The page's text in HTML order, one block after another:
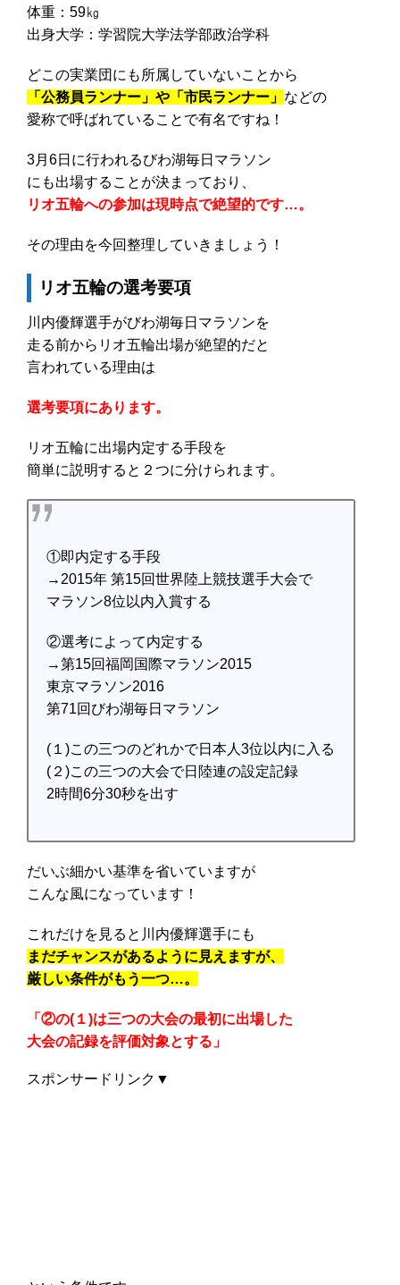
体重：59㎏
出身大学：学習院大学法学部政治学科
どこの実業団にも所属していないことから
「公務員ランナー」や「市民ランナー」 などの
愛称で呼ばれていることで有名ですね！
3月6日に行われるびわ湖毎日マラソン
にも出場することが決まっており、
リオ五輪への参加は現時点で絶望的です…。
その理由を今回整理していきましょう！
リオ五輪の選考要項
川内優輝選手がびわ湖毎日マラソンを
走る前からリオ五輪出場が絶望的だと
言われている理由は
選考要項にあります。
リオ五輪に出場内定する手段を
簡単に説明すると２つに分けられます。
①即内定する手段
→2015年 第15回世界陸上競技選手大会で
マラソン8位以内入賞する
②選考によって内定する
→第15回福岡国際マラソン2015
東京マラソン2016
第71回びわ湖毎日マラソン
(１)この三つのどれかで日本人3位以内に入る
(２)この三つの大会で日陸連の設定記録
2時間6分30秒を出す
だいぶ細かい基準を省いていますが
こんな風になっています！
これだけを見ると川内優輝選手にも
まだチャンスがあるように見えますが、
厳しい条件がもう一つ…。
「②の(１)は三つの大会の最初に出場した
大会の記録を評価対象とする」
スポンサードリンク▼